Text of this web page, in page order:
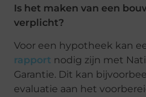
Is het maken van een
verplicht?
Voor een hypotheek kan
rapport nodig zijn met
Garantie. Dit kan
evaluatie aan het